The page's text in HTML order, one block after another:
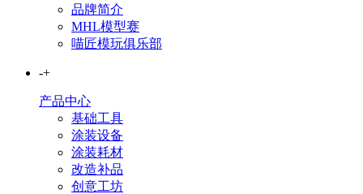
品牌简介
MHL模型赛
喵匠模玩俱乐部
-+
产品中心
基础工具
涂装设备
涂装耗材
改造补品
创意工坊